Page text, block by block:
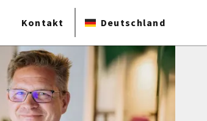
Kontakt Deutschland